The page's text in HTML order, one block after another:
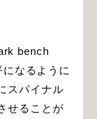
bench
なるように
スパイナル
せることが